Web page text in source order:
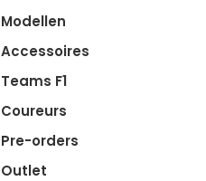
Modellen
Accessoires
Teams F1
Coureurs
Pre-orders
Outlet